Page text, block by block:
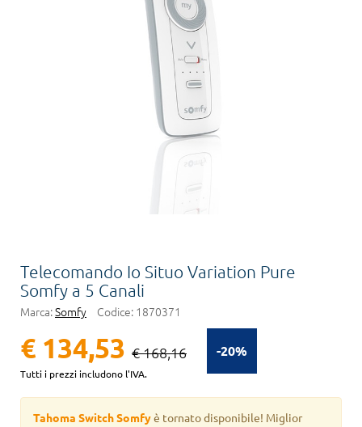
Telecomando Io Situo Variation Pure
Somfy a 5 Canali
Marca:Somfy Codice: 1870371
-20%
€ 134,53 € 168,16
Tutti i prezzi includono l'IVA.
Tahoma Switch Somfyè tornato disponibile! Miglior